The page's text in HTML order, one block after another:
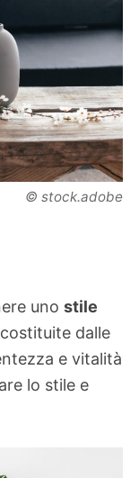
© stock.adobe
uno stile
dalle
e vitalità
lo stile e